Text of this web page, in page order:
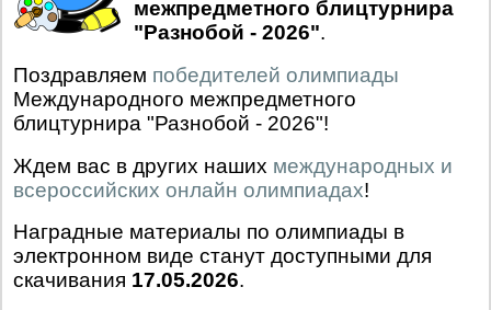
межпредметного блицтурнира
"Разнобой - 2026".
Поздравляем победителей олимпиады
Международного межпредметного
блицтурнира "Разнобой - 2026"!
Ждем вас в других наших международных и
всероссийских онлайн олимпиадах!
Наградные материалы по олимпиады в
электронном виде станут доступными для
скачивания 17.05.2026.